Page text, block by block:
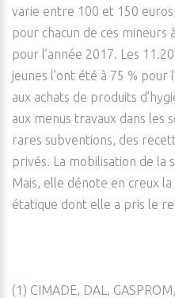
varie entre 100 et 150
pour chacun de ces mineurs
pour l’année 2017. Les
jeunes l’ont été à 75 %
aux achats de produits
aux menus travaux dans les
rares subventions, des
privés. La mobilisation de la
Mais, elle dénote en creux
étatique dont elle a pris le
(1) CIMADE, DAL,